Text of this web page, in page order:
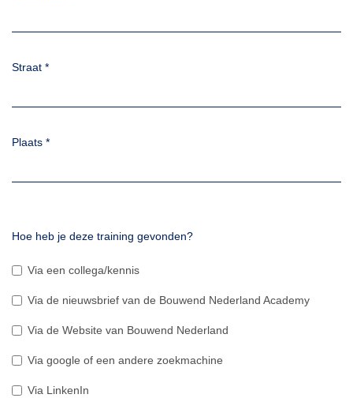
Straat *
Plaats *
Hoe heb je deze training gevonden?
Via een collega/kennis
Via de nieuwsbrief van de Bouwend Nederland Academy
Via de Website van Bouwend Nederland
Via google of een andere zoekmachine
Via LinkenIn